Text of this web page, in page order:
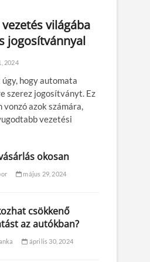
világába
jogosítvánnyal
2024
hogy automata
szerez jogosítványt. Ez
vonzó azok számára,
vezetési
okosan
május 29, 2024
csökkenő
az autókban?
április 30, 2024